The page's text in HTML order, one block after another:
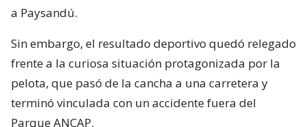
a Paysandú.
Sin embargo, el resultado deportivo quedó relegado
frente a la curiosa situación protagonizada por la
pelota, que pasó de la cancha a una carretera y
terminó vinculada con un accidente fuera del
Parque ANCAP.